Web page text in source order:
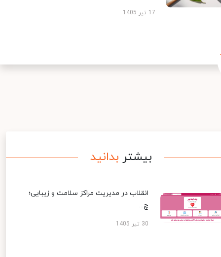
17 تیر 1405
بیشتر بدانید
انقلاب در مدیریت مراکز سلامت و زیبایی؛
چ...
30 تیر 1405